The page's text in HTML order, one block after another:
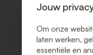
Jouw
Om onze
laten werken,
essentiële en